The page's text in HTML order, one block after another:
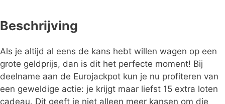
Beschrijving
Als je altijd al eens de kans hebt willen wagen op een
grote geldprijs, dan is dit het perfecte moment! Bij
deelname aan de Eurojackpot kun je nu profiteren van
een geweldige actie: je krijgt maar liefst 15 extra loten
cadeau. Dit geeft je niet alleen meer kansen om die